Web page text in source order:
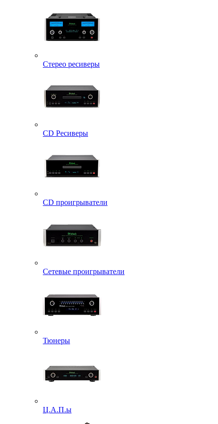
Стерео ресиверы
CD Ресиверы
CD проигрыватели
Сетевые проигрыватели
Тюнеры
Ц.А.П.ы